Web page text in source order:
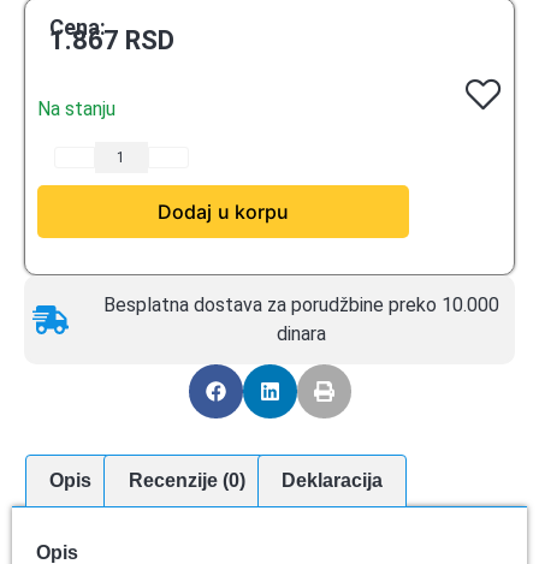
Cena:
1.867 RSD
Na stanju
Dodaj u korpu
Besplatna dostava za porudžbine preko 10.000
dinara
Opis Recenzije (0) Deklaracija
Opis